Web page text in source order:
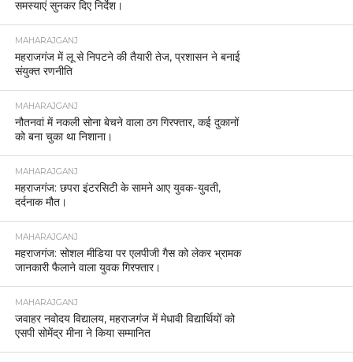
समस्याएं सुनकर दिए निर्देश।
MAHARAJGANJ
महराजगंज में लू से निपटने की तैयारी तेज, प्रशासन ने बनाई
संयुक्त रणनीति
MAHARAJGANJ
नौतनवां में नकली सोना बेचने वाला ठग गिरफ्तार, कई दुकानों
को बना चुका था निशाना।
MAHARAJGANJ
महराजगंज: छपरा इंटरसिटी के सामने आए युवक-युवती,
दर्दनाक मौत।
MAHARAJGANJ
महराजगंज: सोशल मीडिया पर एलपीजी गैस को लेकर भ्रामक
जानकारी फैलाने वाला युवक गिरफ्तार।
MAHARAJGANJ
जवाहर नवोदय विद्यालय, महराजगंज में मेधावी विद्यार्थियों को
एसपी सोमेंद्र मीना ने किया सम्मानित